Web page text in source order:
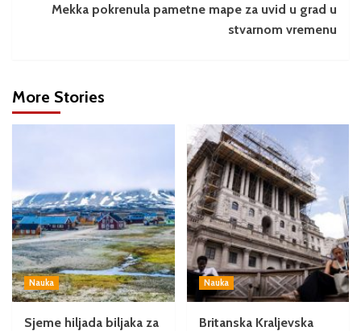
Mekka pokrenula pametne mape za uvid u grad u
stvarnom vremenu
More Stories
Nauka
Sjeme hiljada biljaka za
Nauka
Britanska Kraljevska